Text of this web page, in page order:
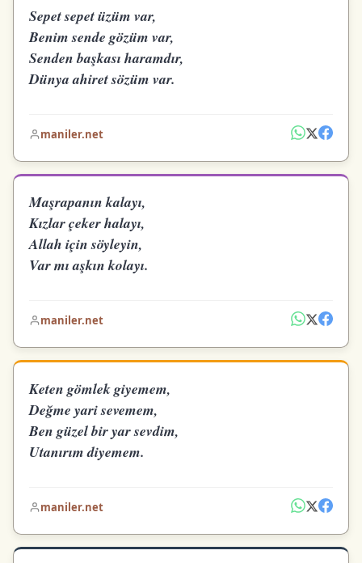
Sepet sepet üzüm var,
Benim sende gözüm var,
Senden başkası haramdır,
Dünya ahiret sözüm var.
maniler.net
Maşrapanın kalayı,
Kızlar çeker halayı,
Allah için söyleyin,
Var mı aşkın kolayı.
maniler.net
Keten gömlek giyemem,
Değme yari sevemem,
Ben güzel bir yar sevdim,
Utanırım diyemem.
maniler.net